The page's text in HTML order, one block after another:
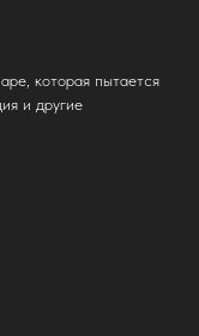
снятой в
на Земле